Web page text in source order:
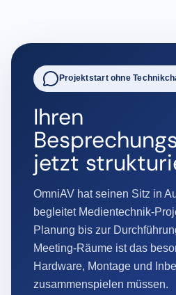
Projektstart ohne
Ihren
jetzt
OmniAV hat seinen Sitz in
begleitet Medientechnik-
Planung bis zur
Meeting-Räume ist das
Hardware, Montage und
zusammenspielen müssen.